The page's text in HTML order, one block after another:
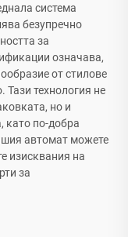
система
безупречно
за
означава,
от стилове
Тази технология не
но и
като по-добра
автомат можете
изисквания на
за